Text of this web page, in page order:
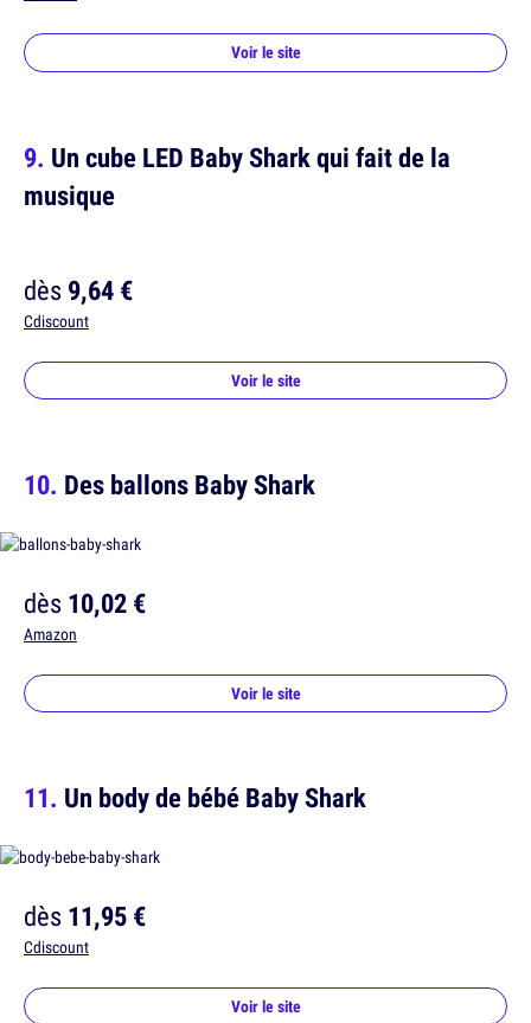
Voir le site
Un cube LED Baby Shark qui fait de la
musique
dès9,64 €
Cdiscount
Voir le site
Des ballons Baby Shark
dès10,02 €
Amazon
Voir le site
Un body de bébé Baby Shark
dès11,95 €
Cdiscount
Voir le site